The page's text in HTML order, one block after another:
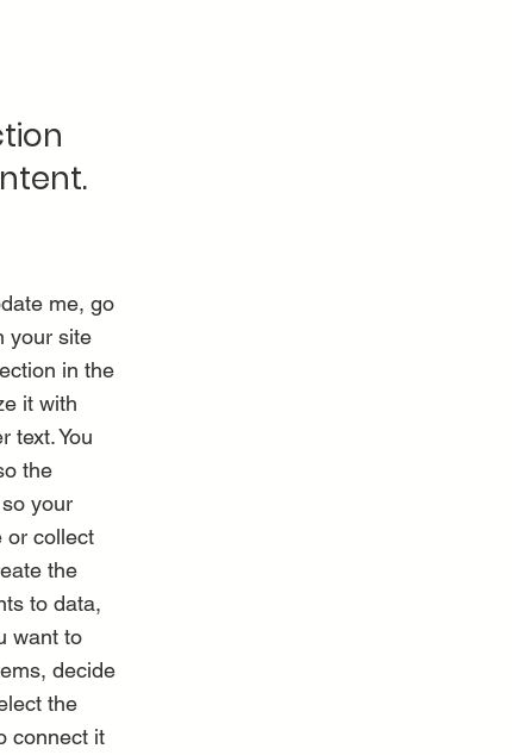
me, go
your site
in the
it with
text. You
the
your
or collect
the
to data,
want to
decide
the
connect it